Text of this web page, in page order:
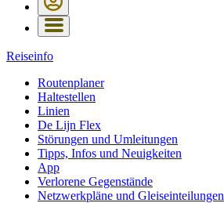
Reiseinfo
Routenplaner
Haltestellen
Linien
De Lijn Flex
Störungen und Umleitungen
Tipps, Infos und Neuigkeiten
App
Verlorene Gegenstände
Netzwerkpläne und Gleiseinteilungen